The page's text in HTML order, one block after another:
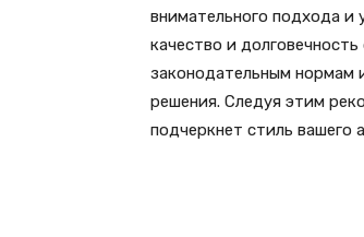
внимательного подхода и
качество и
законодательным нормам
решения. Следуя этим
подчеркнет стиль вашего